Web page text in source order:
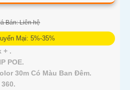
Bán: Liên hệ
Mại: 5%-35%
+ .
IP POE.
30m Có Màu Ban Ðêm.